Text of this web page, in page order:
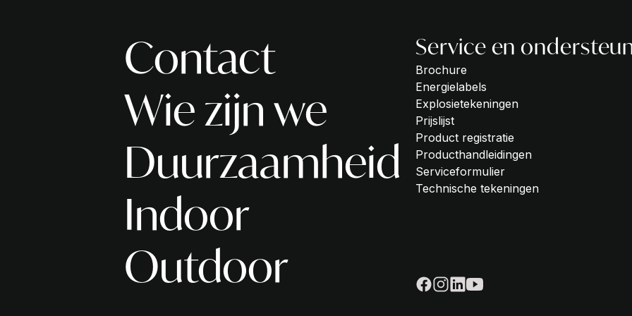
Contact
Wie zijn we
Duurzaamheid
Indoor
Outdoor
Service en
Brochure
Energielabels
Explosietekeningen
Prijslijst
Product registratie
Producthandleidingen
Serviceformulier
Technische tekeningen